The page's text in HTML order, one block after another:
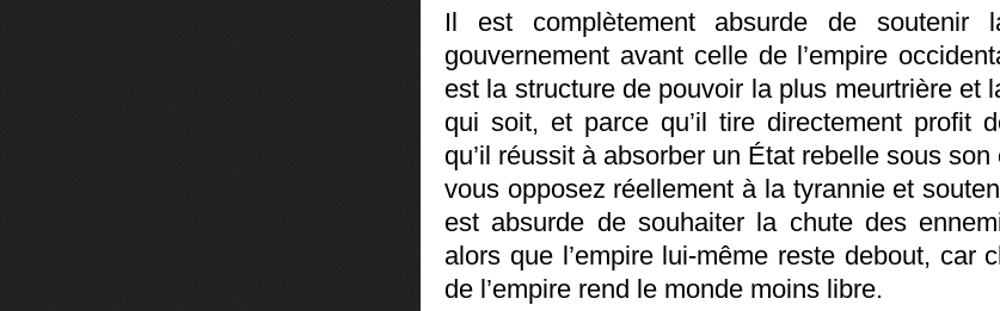
Il est complètement absurde de soutenir
gouvernement avant celle de l’empire
est la structure de pouvoir la plus meurtrière et
qui soit, et parce qu’il tire directement profit
qu’il réussit à absorber un État rebelle sous
vous opposez réellement à la tyrannie et
est absurde de souhaiter la chute des
alors que l’empire lui-même reste debout, car
de l’empire rend le monde moins libre.